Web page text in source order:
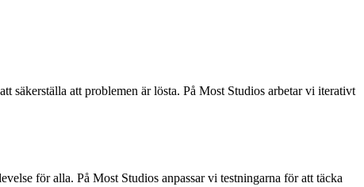
säkerställa att problemen är lösta. På Most Studios arbetar vi iterativt
för alla. På Most Studios anpassar vi testningarna för att täcka